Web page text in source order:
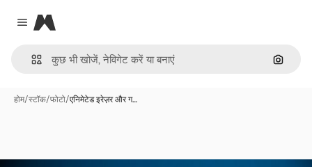
Close menu
Magnific
इमेज से
होम/स्टॉक/फोटो/एनिमेटेड इरेज़र और ग…